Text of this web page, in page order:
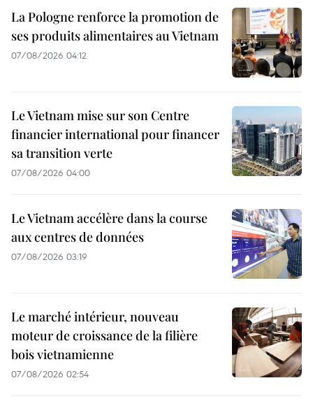
La Pologne renforce la promotion de
ses produits alimentaires au Vietnam
07/08/2026 04:12
Le Vietnam mise sur son Centre
financier international pour financer
sa transition verte
07/08/2026 04:00
Le Vietnam accélère dans la course
aux centres de données
07/08/2026 03:19
Le marché intérieur, nouveau
moteur de croissance de la filière
bois vietnamienne
07/08/2026 02:54